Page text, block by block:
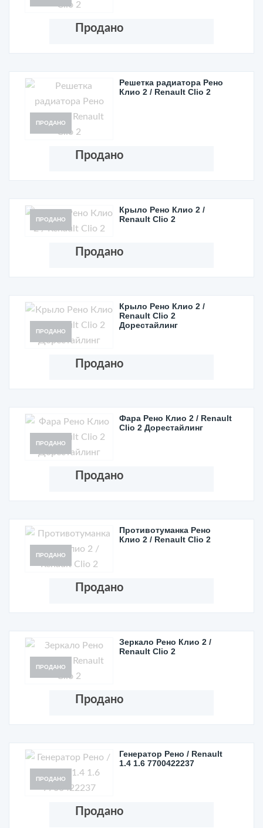
Продано
ПРОДАНО
Решетка радиатора Рено
Клио 2 / Renault Clio 2
Продано
ПРОДАНО
Крыло Рено Клио 2 /
Renault Clio 2
Продано
ПРОДАНО
Крыло Рено Клио 2 /
Renault Clio 2
Дорестайлинг
Продано
ПРОДАНО
Фара Рено Клио 2 / Renault
Clio 2 Дорестайлинг
Продано
ПРОДАНО
Противотуманка Рено
Клио 2 / Renault Clio 2
Продано
ПРОДАНО
Зеркало Рено Клио 2 /
Renault Clio 2
Продано
ПРОДАНО
Генератор Рено / Renault
1.4 1.6 7700422237
Продано